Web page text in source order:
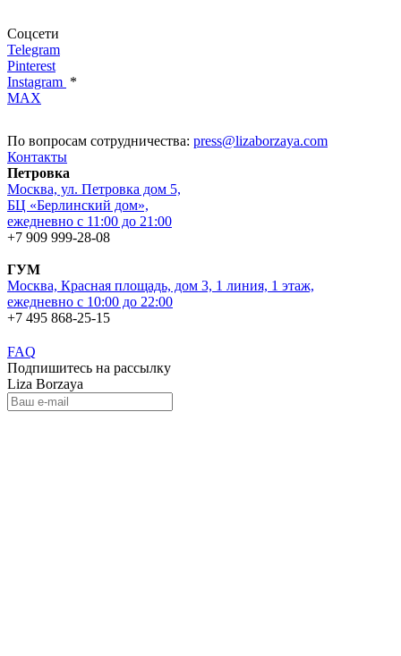
Соцсети
Telegram
Pinterest
Instagram *
MAX
По вопросам сотрудничества: press@lizaborzaya.com
Контакты
Петровка
Москва, ул. Петровка дом 5,
БЦ «Берлинский дом»,
ежедневно с 11:00 до 21:00
+7 909 999-28-08
ГУМ
Москва, Красная площадь, дом 3, 1 линия, 1 этаж,
ежедневно с 10:00 до 22:00
+7 495 868-25-15
FAQ
Подпишитесь на рассылку
Liza Borzaya